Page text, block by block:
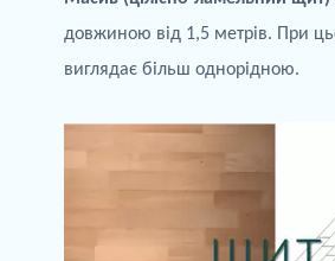
довжиною від 1,5 метрів. При
виглядає більш однорідною.